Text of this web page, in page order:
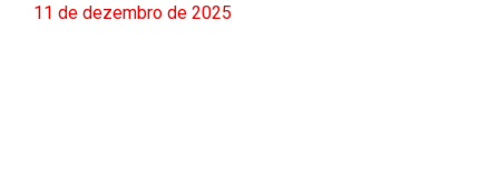
11 de dezembro de 2025